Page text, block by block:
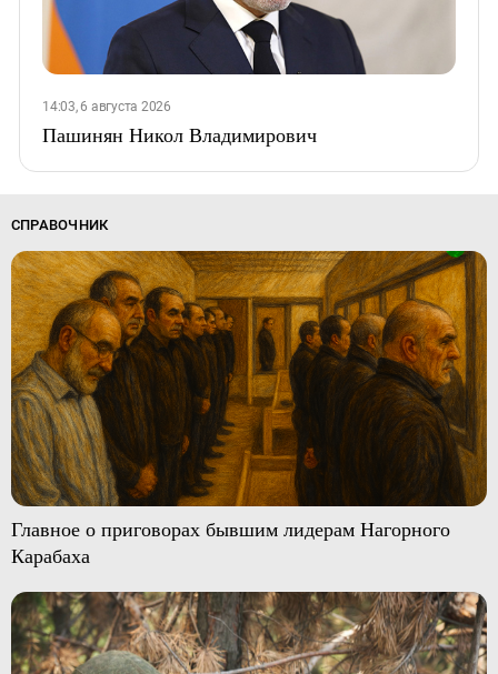
14:03, 6 августа 2026
Пашинян Никол Владимирович
СПРАВОЧНИК
Главное о приговорах бывшим лидерам Нагорного
Карабаха